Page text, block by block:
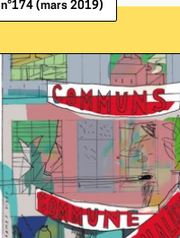
n°174 (mars 2019)